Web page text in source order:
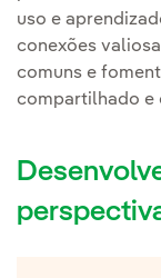
uso e
conexões
comuns e
compartilhado e